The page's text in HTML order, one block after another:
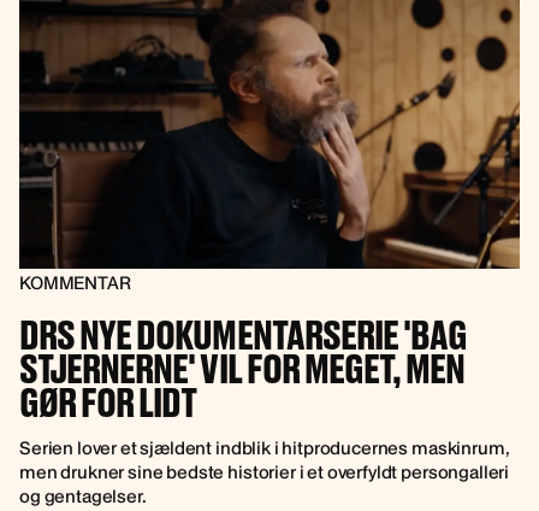
KOMMENTAR
DRS NYE DOKUMENTARSERIE 'BAG
STJERNERNE' VIL FOR MEGET, MEN
GØR FOR LIDT
Serien lover et sjældent indblik i hitproducernes maskinrum,
men drukner sine bedste historier i et overfyldt persongalleri
og gentagelser.